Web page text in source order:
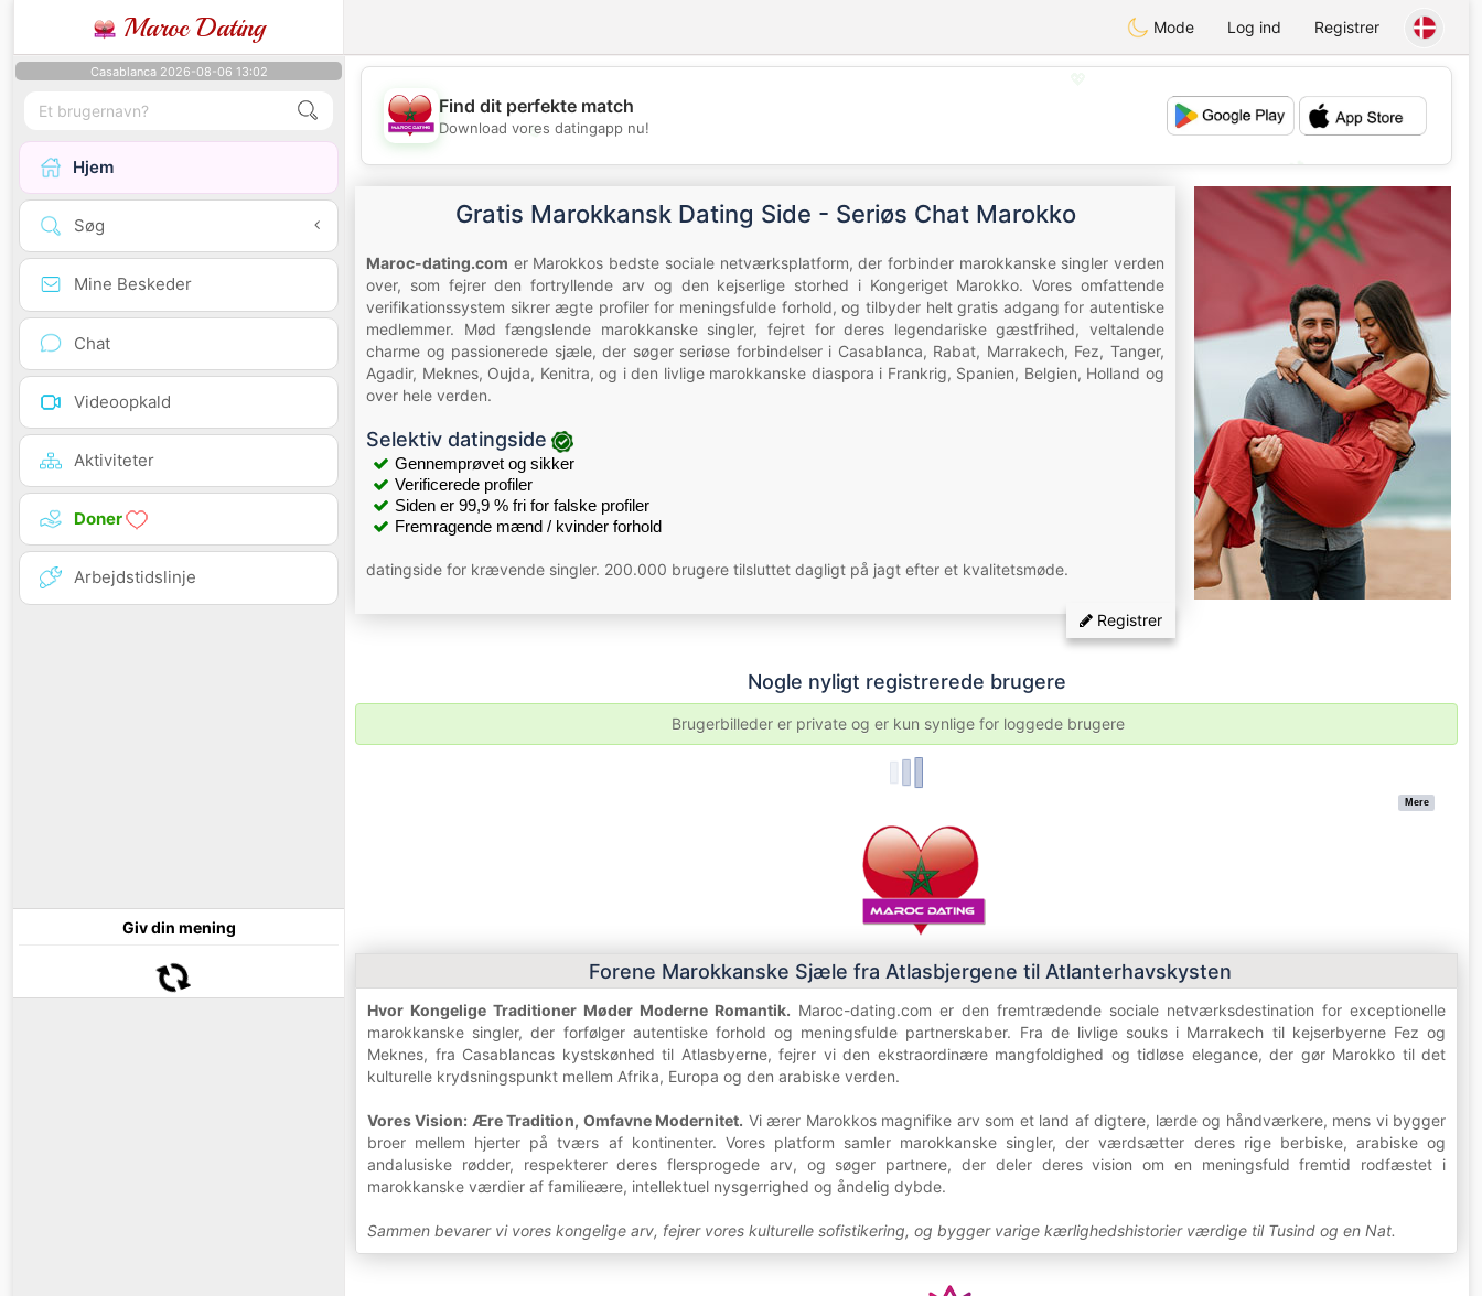
Maroc Dating Mode Log ind Registrer
Casablanca 2026-08-06 13:02
Hjem
Søg
Mine Beskeder
Chat
Videoopkald
Aktiviteter
Doner
Arbejdstidslinje
Giv din mening
💖
Find dit perfekte match
Download vores datingapp nu!
Gratis Marokkansk Dating Side - Seriøs Chat Marokko
Maroc-dating.com er Marokkos bedste sociale netværksplatform, der forbinder marokkanske singler verden
over, som fejrer den fortryllende arv og den kejserlige storhed i Kongeriget Marokko. Vores omfattende
verifikationssystem sikrer ægte profiler for meningsfulde forhold, og tilbyder helt gratis adgang for autentiske
medlemmer. Mød fængslende marokkanske singler, fejret for deres legendariske gæstfrihed, veltalende
charme og passionerede sjæle, der søger seriøse forbindelser i Casablanca, Rabat, Marrakech, Fez, Tanger,
Agadir, Meknes, Oujda, Kenitra, og i den livlige marokkanske diaspora i Frankrig, Spanien, Belgien, Holland og
over hele verden.
Selektiv datingside
Gennemprøvet og sikker
Verificerede profiler
Siden er 99,9 % fri for falske profiler
Fremragende mænd / kvinder forhold
datingside for krævende singler. 200.000 brugere tilsluttet dagligt på jagt efter et kvalitetsmøde.
Registrer
Nogle nyligt registrerede brugere
Brugerbilleder er private og er kun synlige for loggede brugere
Mere
Forene Marokkanske Sjæle fra Atlasbjergene til Atlanterhavskysten
Hvor Kongelige Traditioner Møder Moderne Romantik. Maroc-dating.com er den fremtrædende sociale netværksdestination for exceptionelle
marokkanske singler, der forfølger autentiske forhold og meningsfulde partnerskaber. Fra de livlige souks i Marrakech til kejserbyerne Fez og
Meknes, fra Casablancas kystskønhed til Atlasbyerne, fejrer vi den ekstraordinære mangfoldighed og tidløse elegance, der gør Marokko til det
kulturelle krydsningspunkt mellem Afrika, Europa og den arabiske verden.
Vores Vision: Ære Tradition, Omfavne Modernitet. Vi ærer Marokkos magnifike arv som et land af digtere, lærde og håndværkere, mens vi bygger
broer mellem hjerter på tværs af kontinenter. Vores platform samler marokkanske singler, der værdsætter deres rige berbiske, arabiske og
andalusiske rødder, respekterer deres flersprogede arv, og søger partnere, der deler deres vision om en meningsfuld fremtid rodfæstet i
marokkanske værdier af familieære, intellektuel nysgerrighed og åndelig dybde.
Sammen bevarer vi vores kongelige arv, fejrer vores kulturelle sofistikering, og bygger varige kærlighedshistorier værdige til Tusind og en Nat.